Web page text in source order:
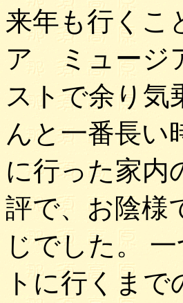
来年も行くこ
ア ミュージ
ストで余り気
んと一番長い
に行った家内
評で、お陰様
じでした。
トに行くま